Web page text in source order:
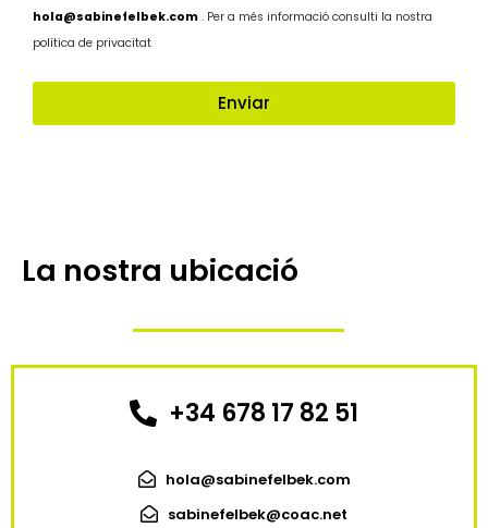
hola@sabinefelbek.com . Per a més informació consulti la nostra
política de privacitat
Enviar
La nostra ubicació
+34 678 17 82 51
hola@sabinefelbek.com
sabinefelbek@coac.net